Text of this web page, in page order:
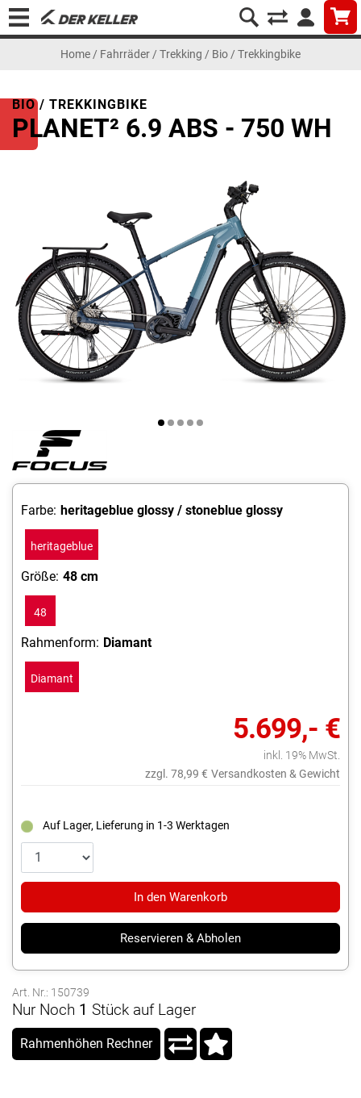
Home / Fahrräder / Trekking / Bio / Trekkingbike
BIO / TREKKINGBIKE
PLANET² 6.9 ABS - 750 WH
5.699,- €
inkl. 19% MwSt.
zzgl. 78,99 € Versandkosten & Gewicht
Farbe: heritageblue glossy / stoneblue glossy
heritageblue
glossy /
glossy
Größe: 48 cm
48
cm
Rahmenform: Diamant
Diamant
Auf Lager, Lieferung in 1-3 Werktagen
In den Warenkorb
Reservieren & Abholen
Art. Nr.: 150739
Nur Noch 1 Stück auf Lager
Rahmenhöhen Rechner